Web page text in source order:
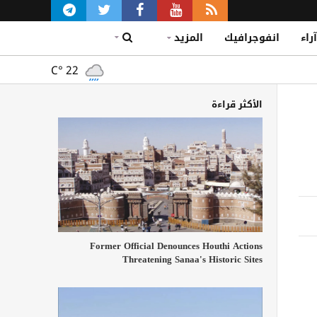
آراء انفوجرافيك المزيد
C° 22
الأكثر قراءة
Former Official Denounces Houthi Actions
Threatening Sanaa's Historic Sites